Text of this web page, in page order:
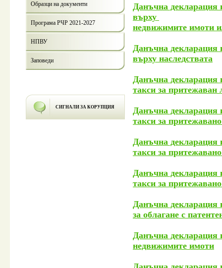
Образци на документи
Програма РЧР 2021-2027
НПВУ
Заповеди
СИГНАЛИ ЗА КОРУПЦИЯ
Данъчна декларация
върху
недвижимите имоти
Данъчна декларация
върху наследствата
Данъчна декларация
такси за притежаван
Данъчна декларация
такси за
Данъчна декларация
такси за
Данъчна декларация
такси за
Данъчна декларация
за облагане с
Данъчна декларация
недвижимите имоти